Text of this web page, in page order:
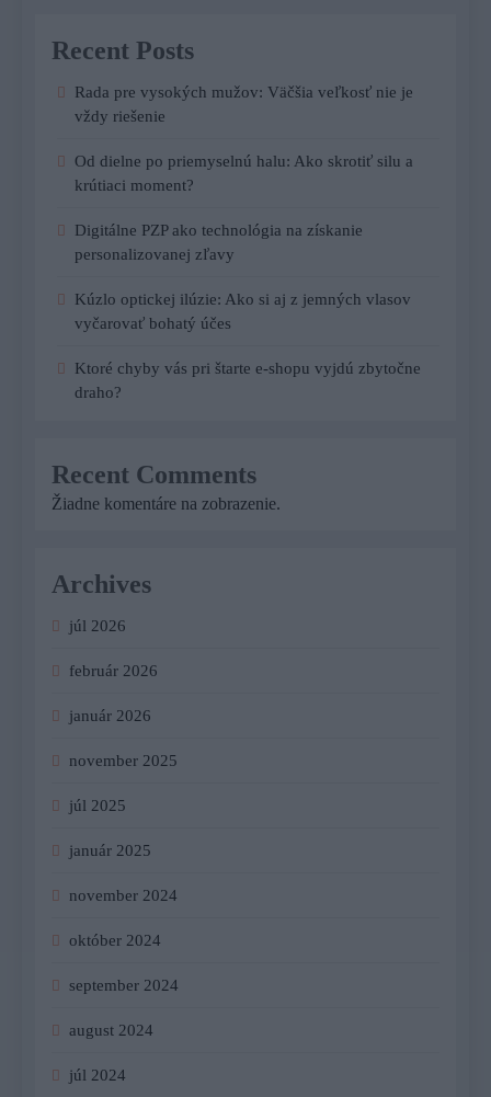
Recent Posts
Rada pre vysokých mužov: Väčšia veľkosť nie je
vždy riešenie
Od dielne po priemyselnú halu: Ako skrotiť silu a
krútiaci moment?
Digitálne PZP ako technológia na získanie
personalizovanej zľavy
Kúzlo optickej ilúzie: Ako si aj z jemných vlasov
vyčarovať bohatý účes
Ktoré chyby vás pri štarte e-shopu vyjdú zbytočne
draho?
Recent Comments
Žiadne komentáre na zobrazenie.
Archives
júl 2026
február 2026
január 2026
november 2025
júl 2025
január 2025
november 2024
október 2024
september 2024
august 2024
júl 2024